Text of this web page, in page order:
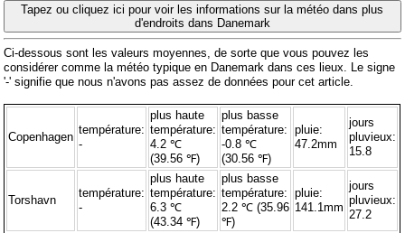
Tapez ou cliquez ici pour voir les informations sur la météo dans plus
d'endroits dans Danemark
Ci-dessous sont les valeurs moyennes, de sorte que vous pouvez les
considérer comme la météo typique en Danemark dans ces lieux. Le signe
'-' signifie que nous n'avons pas assez de données pour cet article.
Copenhagen
température:
-
plus haute
température:
4.2 ℃
(39.56 ℉)
plus basse
température:
-0.8 ℃
(30.56 ℉)
pluie:
47.2mm
jours
pluvieux:
15.8
Torshavn
température:
-
plus haute
température:
6.3 ℃
(43.34 ℉)
plus basse
température:
2.2 ℃ (35.96
℉)
pluie:
141.1mm
jours
pluvieux:
27.2